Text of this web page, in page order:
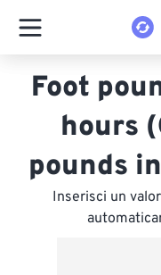
Foot
hours
pounds
Inserisci un